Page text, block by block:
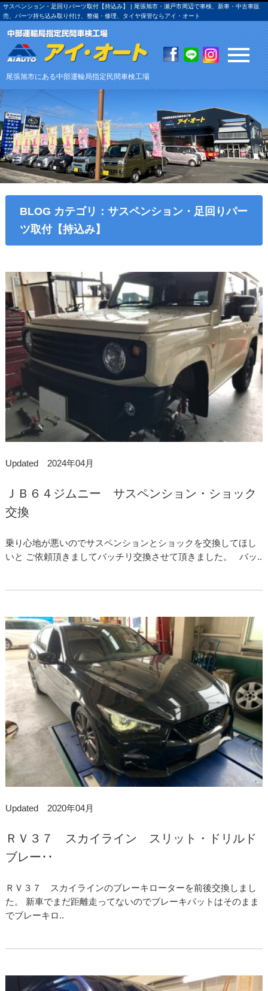
サスペンション・足回りパーツ取付【持込み】 | 尾張旭市・瀬戸市周辺で車検、新車・中古車販
売、パーツ持ち込み取り付け、整備・修理、タイヤ保管ならアイ・オート
尾張旭市にある中部運輸局指定民間車検工場
BLOG カテゴリ：サスペンション・足回りパー
ツ取付【持込み】
Updated 2024年04月
ＪＢ６４ジムニー サスペンション・ショック
交換
乗り心地が悪いのでサスペンションとショックを交換してほし
いと ご依頼頂きましてバッチリ交換させて頂きました。 バッ..
Updated 2020年04月
ＲＶ３７ スカイライン スリット・ドリルド
ブレー･･
ＲＶ３７ スカイラインのブレーキローターを前後交換しまし
た。 新車でまだ距離走ってないのでブレーキパットはそのまま
でブレーキロ..